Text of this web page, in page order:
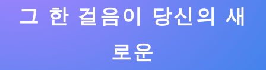
그 한 걸음이 당신의 새
로운